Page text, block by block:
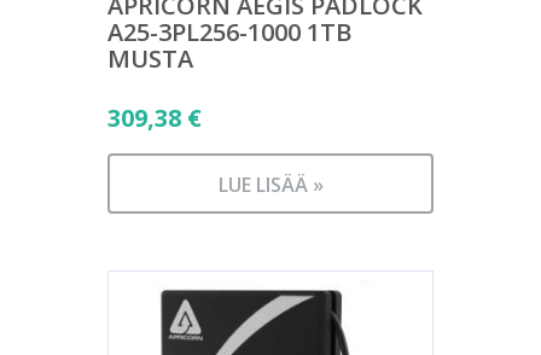
A25-3PL256-1000 1TB
MUSTA
309,38 €
LUE LISÄÄ »